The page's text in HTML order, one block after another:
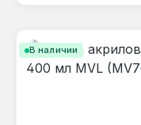
В наличии